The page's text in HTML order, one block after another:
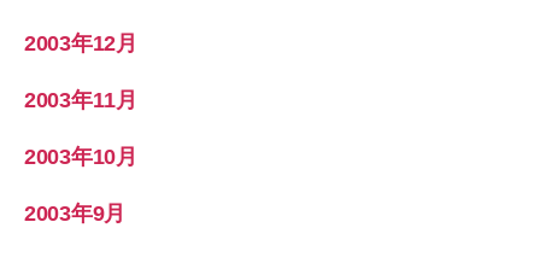
2003年12月
2003年11月
2003年10月
2003年9月